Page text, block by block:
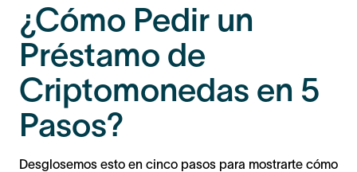
¿Cómo Pedir un
Préstamo de
Criptomonedas en 5
Pasos?
Desglosemos esto en cinco pasos para mostrarte cómo